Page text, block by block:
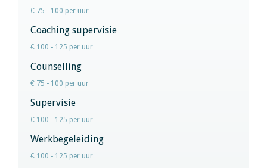
€ 75 - 100 per uur
Coaching supervisie
€ 100 - 125 per uur
Counselling
€ 75 - 100 per uur
Supervisie
€ 100 - 125 per uur
Werkbegeleiding
€ 100 - 125 per uur